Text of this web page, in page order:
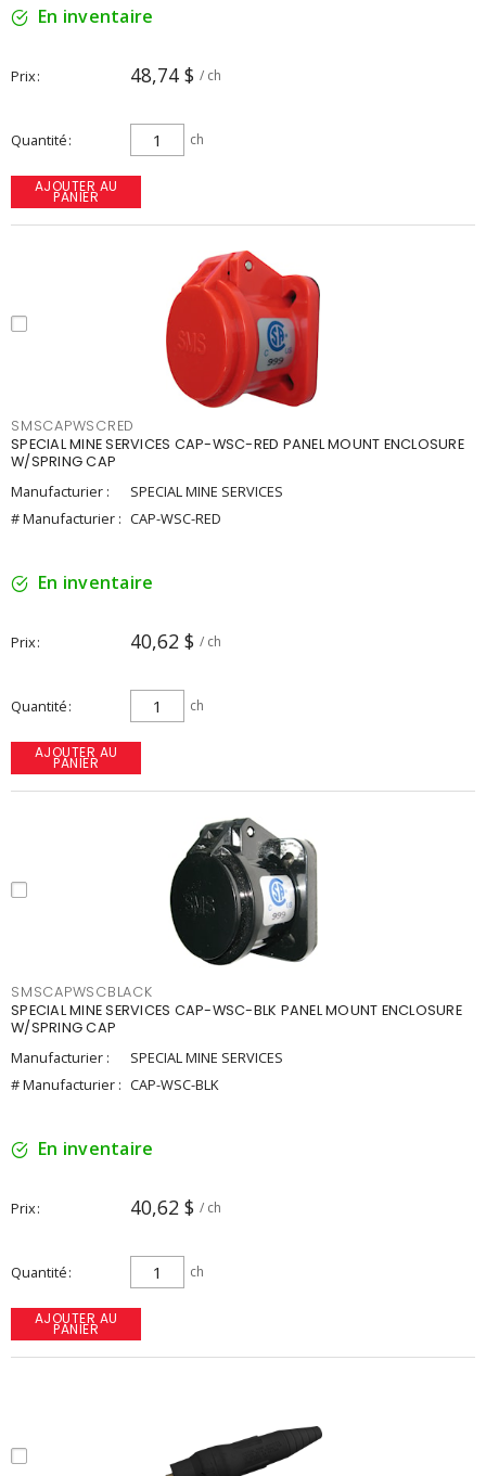
En inventaire
Prix 48,74 $ / ch
Quantité ch
AJOUTER AU
PANIER
SMSCAPWSCRED
SPECIAL MINE SERVICES CAP-WSC-RED PANEL MOUNT ENCLOSURE
W/SPRING CAP
Manufacturier :
SPECIAL MINE SERVICES
# Manufacturier : CAP-WSC-RED
En inventaire
Prix 40,62 $ / ch
Quantité ch
AJOUTER AU
PANIER
SMSCAPWSCBLACK
SPECIAL MINE SERVICES CAP-WSC-BLK PANEL MOUNT ENCLOSURE
W/SPRING CAP
Manufacturier :
SPECIAL MINE SERVICES
# Manufacturier : CAP-WSC-BLK
En inventaire
Prix 40,62 $ / ch
Quantité ch
AJOUTER AU
PANIER